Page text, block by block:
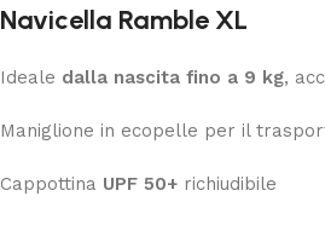
Navicella Ramble XL
Ideale dalla nascita fino a 9 kg,
Maniglione in ecopelle per il
Cappottina UPF 50+ richiudibile